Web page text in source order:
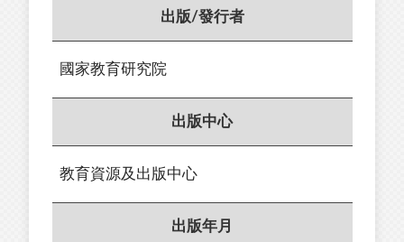
出版/發行者
國家教育研究院
出版中心
教育資源及出版中心
出版年月